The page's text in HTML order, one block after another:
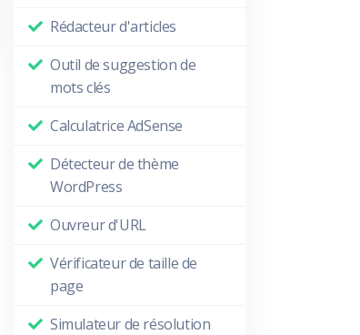
Rédacteur d'articles
Outil de suggestion de
mots clés
Calculatrice AdSense
Détecteur de thème
WordPress
Ouvreur d'URL
Vérificateur de taille de
page
Simulateur de résolution